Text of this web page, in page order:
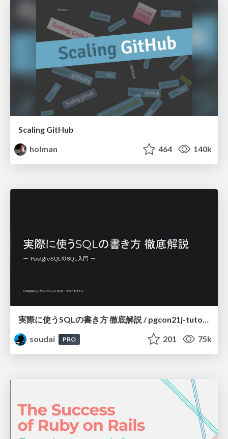
Scaling GitHub
holman
464 140k
実際に使うSQLの書き方 徹底解説 / pgcon21j-tutorial
soudai
PRO 201 75k